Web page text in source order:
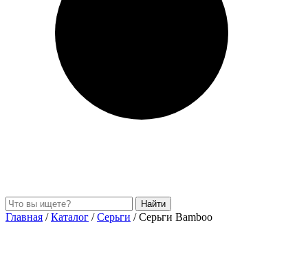
Найти
Главная / Каталог / Серьги / Серьги Bamboo